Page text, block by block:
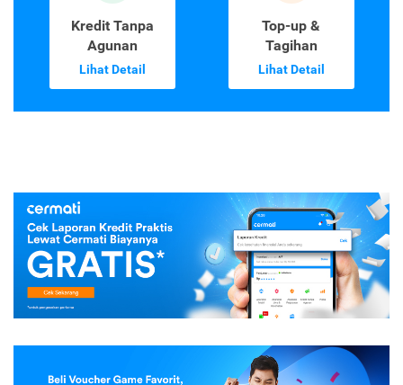
Kredit Tanpa
Agunan
Lihat Detail
Top-up &
Tagihan
Lihat Detail